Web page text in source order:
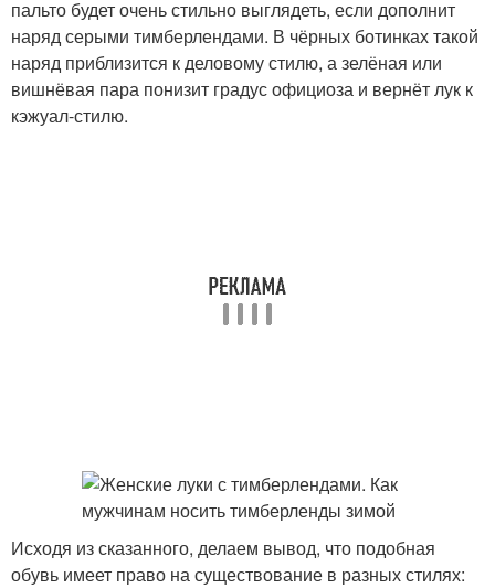
пальто будет очень стильно выглядеть, если дополнит
наряд серыми тимберлендами. В чёрных ботинках такой
наряд приблизится к деловому стилю, а зелёная или
вишнёвая пара понизит градус официоза и вернёт лук к
кэжуал-стилю.
Исходя из сказанного, делаем вывод, что подобная
обувь имеет право на существование в разных стилях: